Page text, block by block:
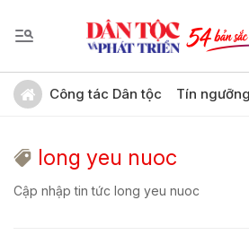
Công tác Dân tộc Tín
long yeu nuoc
Cập nhập tin tức long yeu nuoc